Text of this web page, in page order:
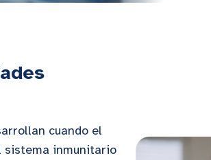
cuando el
sistema inmunitario